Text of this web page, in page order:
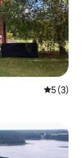
5 (3)